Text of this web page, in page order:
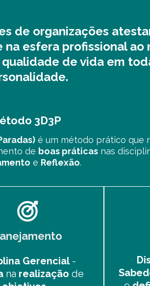
de organizações
esfera profissional ao
de vida em
é um método prático que
de boas práticas nas
e Reflexão.
3D3P
Gerencial-
na realização de